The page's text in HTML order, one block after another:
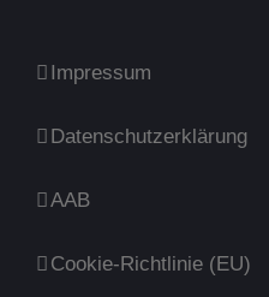
Impressum
Datenschutzerklärung
AAB
Cookie-Richtlinie (EU)